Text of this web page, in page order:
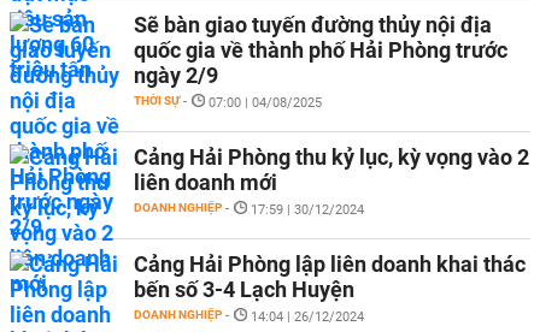
Sẽ bàn giao tuyến đường thủy nội địa
quốc gia về thành phố Hải Phòng trước
ngày 2/9
THỜI SỰ - 07:00 | 04/08/2025
Cảng Hải Phòng thu kỷ lục, kỳ vọng vào 2
liên doanh mới
DOANH NGHIỆP - 17:59 | 30/12/2024
Cảng Hải Phòng lập liên doanh khai thác
bến số 3-4 Lạch Huyện
DOANH NGHIỆP - 14:04 | 26/12/2024